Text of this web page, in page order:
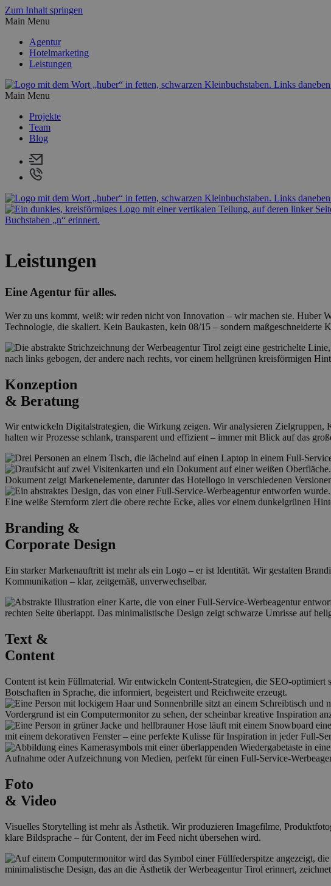
Zum Inhalt springen
Main Menu
Agentur
Hotelmarketing
Leistungen
Main Menu
Projekte
Team
Blog
Leistungen
Eine Agentur für alles.
Wer zu uns kommt, weiß: wir reden nicht von Innovation – wir machen sie. Huber
Technologie, die skaliert. Kein Baukasten, kein 08/15 – sondern maßgeschneiderte
Konzeption
& Beratung
Wir entwickeln Digitalstrategien, die Wirkung zeigen. Wir analysieren
halten wir Prozesse schlank, transparent und effizient – immer mit Blick auf das
Branding &
Corporate Design
Ein starker Markenauftritt ist mehr als ein Logo – er ist Identität. Wir gestalten
Kommunikation – klar, zeitgemäß, unverwechselbar.
Text &
Content
Content ist kein Füllmaterial. Wir entwickeln Content-Strategien, die SEO-
Botschaften in Sprache, die informiert, begeistert und Reichweite erzeugt.
Foto
& Video
Visuelles Storytelling ist mehr als Ästhetik. Wir produzieren Imagefilme,
klare Bildsprache – für Content, der im Feed nicht übersehen wird.